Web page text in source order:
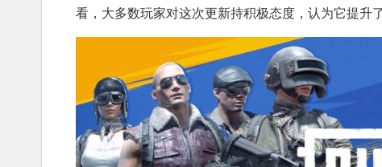
看，大多数玩家对这次更新持积极态度，认为它提升